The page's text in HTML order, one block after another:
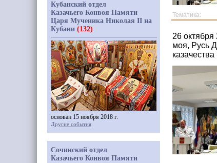
Тематика:
26
моя, Русь
Кубанский отдел
Казачьего Конвоя Памяти
Царя Мученика Николая II на
Кубани (132)
основан 15 ноября 2018 г.
Другие события
Сочинский отдел
Казачьего Конвоя Памяти